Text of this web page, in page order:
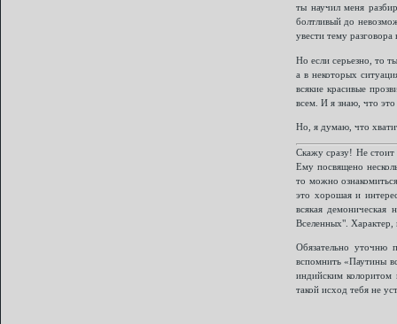
ты научил меня
болтливый до
увести тему
Но если серьезно, то
а в некоторых
всякие красивые
всем. И я знаю, что
Но, я думаю, что
Скажу сразу! Не
Ему посвящено
то можно
это хорошая и
всякая
Вселенных". Характер,
Обязательно уточню
вспомнить «Паутины
индийским колоритом
такой исход тебя не